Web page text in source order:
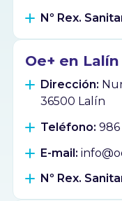
Nº Rex.
Oe+ en Lalín
Dirección:
36500 Lalín
Teléfono: 986
E-mail:
Nº Rex.